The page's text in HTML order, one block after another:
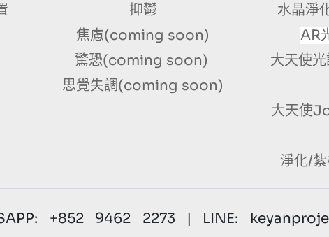
抑鬱
焦慮(coming soon)
驚恐(coming soon)
思覺失調(coming soon)
水晶淨
AR
大天使
大天使
淨化/
+852 9462 2273 | LINE: